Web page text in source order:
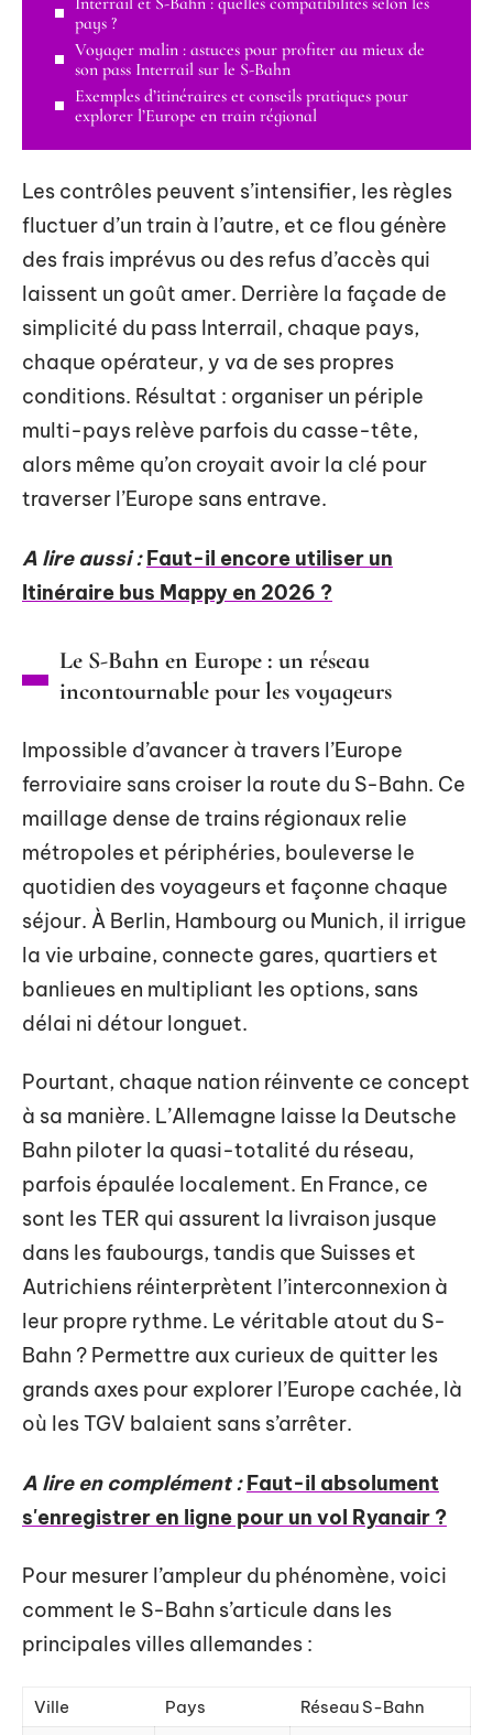
pays ?
Voyager malin : astuces pour profiter au mieux de
son pass Interrail sur le S-Bahn
Exemples d’itinéraires et conseils pratiques pour
explorer l’Europe en train régional
Les contrôles peuvent s’intensifier, les règles
fluctuer d’un train à l’autre, et ce flou génère
des frais imprévus ou des refus d’accès qui
laissent un goût amer. Derrière la façade de
simplicité du pass Interrail, chaque pays,
chaque opérateur, y va de ses propres
conditions. Résultat : organiser un périple
multi-pays relève parfois du casse-tête,
alors même qu’on croyait avoir la clé pour
traverser l’Europe sans entrave.
A lire aussi : Faut-il encore utiliser un
Itinéraire bus Mappy en 2026 ?
Le S-Bahn en Europe : un réseau
incontournable pour les voyageurs
Impossible d’avancer à travers l’Europe
ferroviaire sans croiser la route du S-Bahn. Ce
maillage dense de trains régionaux relie
métropoles et périphéries, bouleverse le
quotidien des voyageurs et façonne chaque
séjour. À Berlin, Hambourg ou Munich, il irrigue
la vie urbaine, connecte gares, quartiers et
banlieues en multipliant les options, sans
délai ni détour longuet.
Pourtant, chaque nation réinvente ce concept
à sa manière. L’Allemagne laisse la Deutsche
Bahn piloter la quasi-totalité du réseau,
parfois épaulée localement. En France, ce
sont les TER qui assurent la livraison jusque
dans les faubourgs, tandis que Suisses et
Autrichiens réinterprètent l’interconnexion à
leur propre rythme. Le véritable atout du S-
Bahn ? Permettre aux curieux de quitter les
grands axes pour explorer l’Europe cachée, là
où les TGV balaient sans s’arrêter.
A lire en complément : Faut-il absolument
s'enregistrer en ligne pour un vol Ryanair ?
Pour mesurer l’ampleur du phénomène, voici
comment le S-Bahn s’articule dans les
principales villes allemandes :
Ville Pays Réseau S-Bahn